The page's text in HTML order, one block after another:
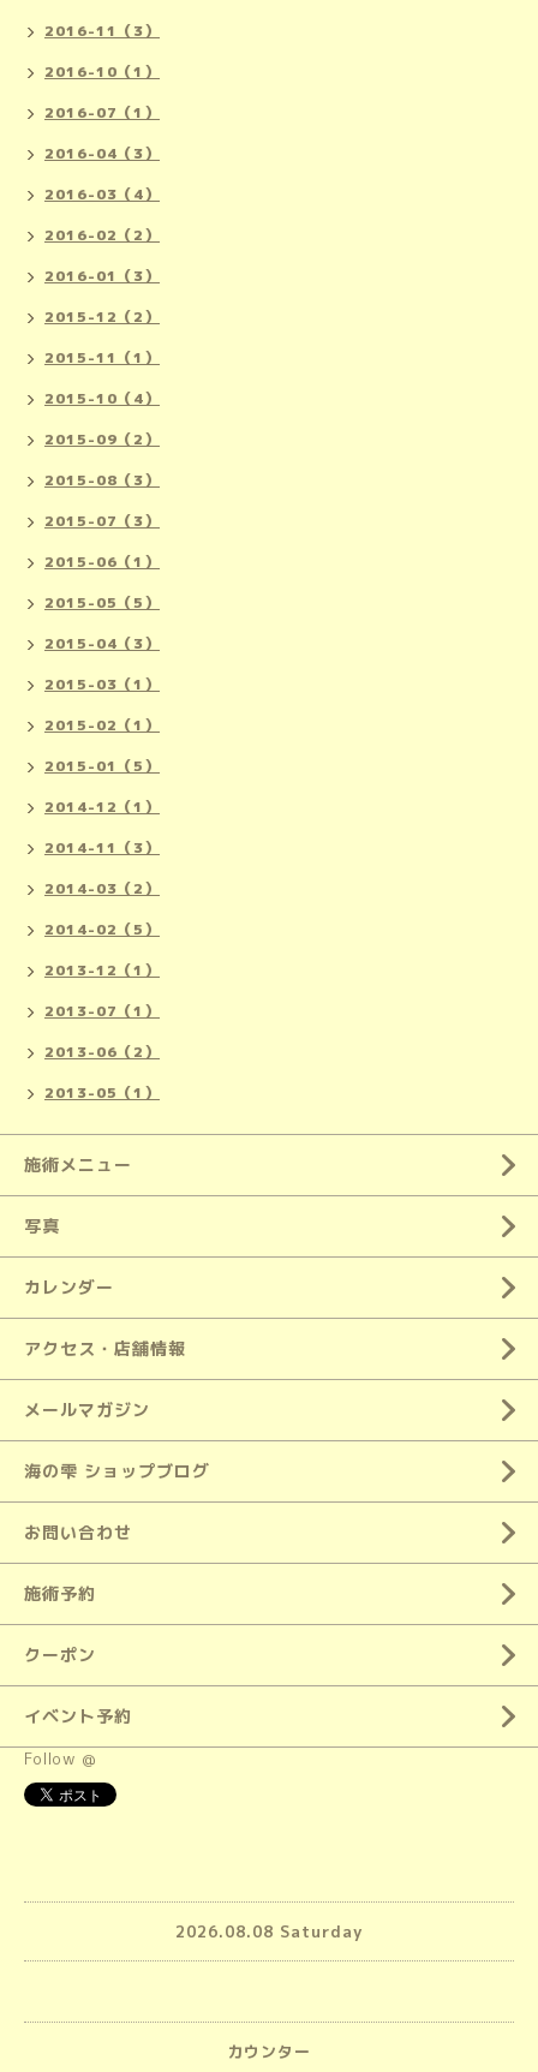
2016-11（3）
2016-10（1）
2016-07（1）
2016-04（3）
2016-03（4）
2016-02（2）
2016-01（3）
2015-12（2）
2015-11（1）
2015-10（4）
2015-09（2）
2015-08（3）
2015-07（3）
2015-06（1）
2015-05（5）
2015-04（3）
2015-03（1）
2015-02（1）
2015-01（5）
2014-12（1）
2014-11（3）
2014-03（2）
2014-02（5）
2013-12（1）
2013-07（1）
2013-06（2）
2013-05（1）
施術メニュー
写真
カレンダー
アクセス・店舗情報
メールマガジン
海の雫 ショップブログ
お問い合わせ
施術予約
クーポン
イベント予約
Follow @
2026.08.08 Saturday
カウンター